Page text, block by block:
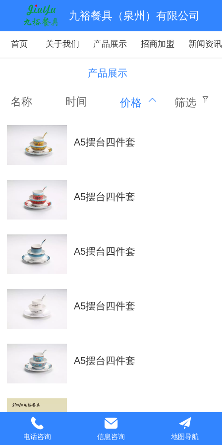
九裕餐具（泉州）有限公司
首页 关于我们 产品展示 招商加盟 新闻资讯
产品展示
名称 时间 价格 筛选
A5摆台四件套
A5摆台四件套
A5摆台四件套
A5摆台四件套
A5摆台四件套
A5红白双色系列
电话咨询 信息咨询 地图导航